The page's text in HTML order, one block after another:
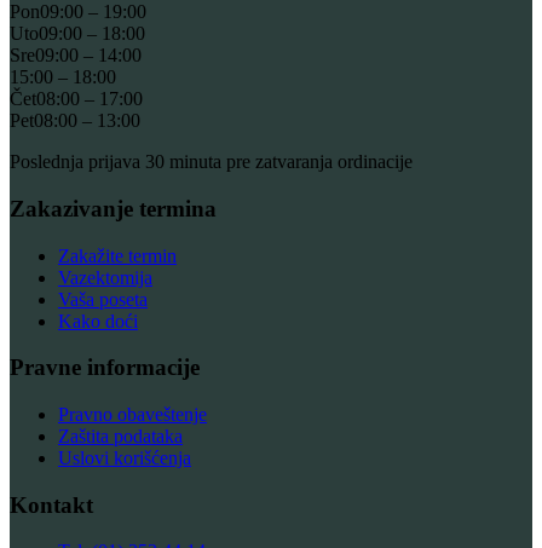
Pon09:00 – 19:00
Uto09:00 – 18:00
Sre09:00 – 14:00
15:00 – 18:00
Čet08:00 – 17:00
Pet08:00 – 13:00
Poslednja prijava 30 minuta pre zatvaranja ordinacije
Zakazivanje termina
Zakažite termin
Vazektomija
Vaša poseta
Kako doći
Pravne informacije
Pravno obaveštenje
Zaštita podataka
Uslovi korišćenja
Kontakt